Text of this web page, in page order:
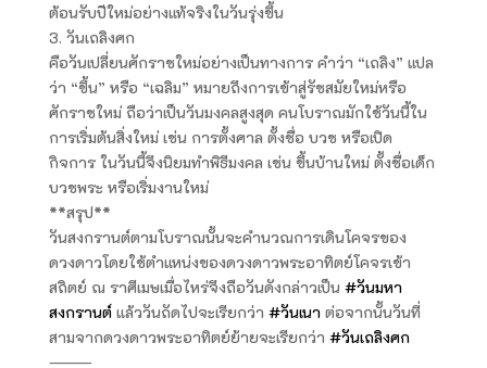
ต้อนรับปีใหม่อย่างแท้จริงในวันรุ่งขึ้น
3. วันเถลิงศก
คือวันเปลี่ยนศักราชใหม่อย่างเป็นทางการ คำว่า “เถลิง” แปล
ว่า “ขึ้น” หรือ “เฉลิม” หมายถึงการเข้าสู่รัชสมัยใหม่หรือ
ศักราชใหม่ ถือว่าเป็นวันมงคลสูงสุด คนโบราณมักใช้วันนี้ใน
การเริ่มต้นสิ่งใหม่ เช่น การตั้งศาล ตั้งชื่อ บวช หรือเปิด
กิจการ ในวันนี้จึงนิยมทำพิธีมงคล เช่น ขึ้นบ้านใหม่ ตั้งชื่อเด็ก
บวชพระ หรือเริ่มงานใหม่
**สรุป**
วันสงกรานต์ตามโบราณนั้นจะคำนวณการเดินโคจรของ
ดวงดาวโดยใช้ตำแหน่งของดวงดาวพระอาทิตย์โคจรเข้า
สถิตย์ ณ ราศีเมษเมื่อไหร่จึงถือวันดังกล่าวเป็น #วันมหา
สงกรานต์แล้ววันถัดไปจะเรียกว่า #วันเนาต่อจากนั้นวันที่
สามจากดวงดาวพระอาทิตย์ย้ายจะเรียกว่า #วันเถลิงศก
⸻